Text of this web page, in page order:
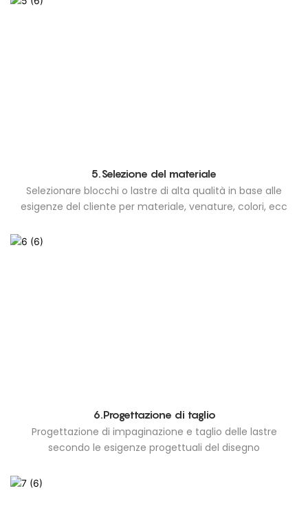
5.Selezione del materiale
Selezionare blocchi o lastre di alta qualità in base alle
esigenze del cliente per materiale, venature, colori, ecc
6.Progettazione di taglio
Progettazione di impaginazione e taglio delle lastre
secondo le esigenze progettuali del disegno